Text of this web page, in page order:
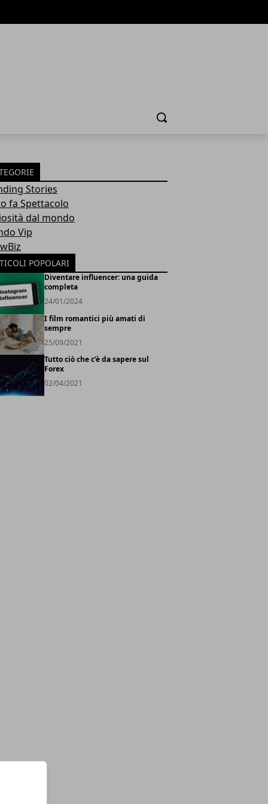
Cerca
Stories
fa Spettacolo
dal mondo
Vip
POPOLARI
Diventare influencer: una guida
completa
24/01/2024
I film romantici più amati di
sempre
25/09/2021
Tutto ciò che c’è da sapere sul
Forex
02/04/2021